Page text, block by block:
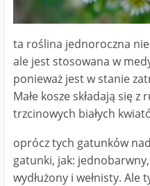
ta roślina jednoroczna
ale jest stosowana w
ponieważ jest w stanie
Małe kosze składają się
trzcinowych białych
oprócz tych gatunków
gatunki, jak:
wydłużony i wełnisty. Ale